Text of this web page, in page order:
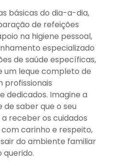
básicas do dia-a-dia,
de refeições
na higiene pessoal,
especializado
de saúde específicas,
um leque completo de
profissionais
dedicados. Imagine a
de saber que o seu
receber os cuidados
com carinho e respeito,
do ambiente familiar
querido.